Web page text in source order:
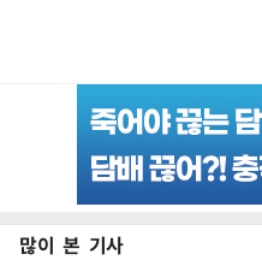
많이 본 기사